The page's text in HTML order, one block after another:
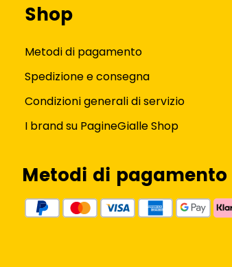
Shop
Metodi di pagamento
Spedizione e consegna
Condizioni generali di servizio
I brand su PagineGialle Shop
Metodi di pagamento